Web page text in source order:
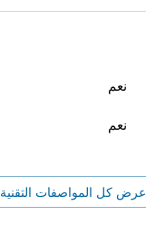
نعم
نعم
عرض كل المواصفات التقنية